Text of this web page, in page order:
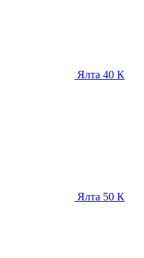
Ялта 40 К
Ялта 50 К